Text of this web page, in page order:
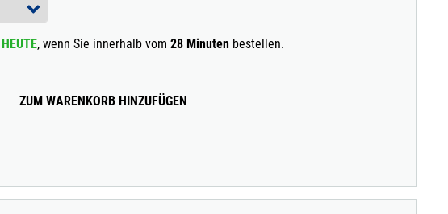
HEUTE, wenn Sie innerhalb vom 28 Minuten bestellen.
ZUM WARENKORB HINZUFÜGEN